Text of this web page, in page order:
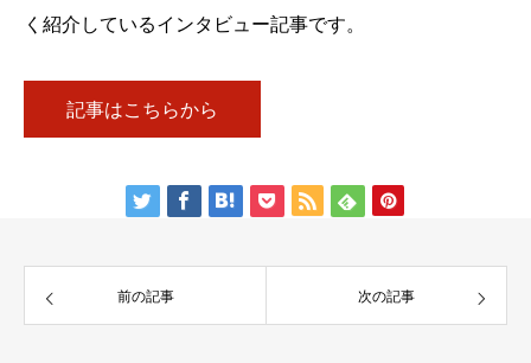
く紹介しているインタビュー記事です。
記事はこちらから
前の記事 次の記事